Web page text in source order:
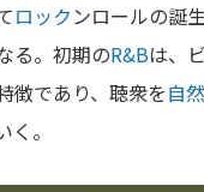
ロックンロールの誕
る。初期のR&Bは、
徴であり、聴衆を自然
く。